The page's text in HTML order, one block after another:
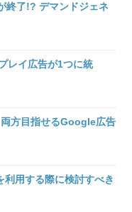
終了!? デマンドジェネ
レイ広告が1つに統
方目指せるGoogle広告
用する際に検討すべき